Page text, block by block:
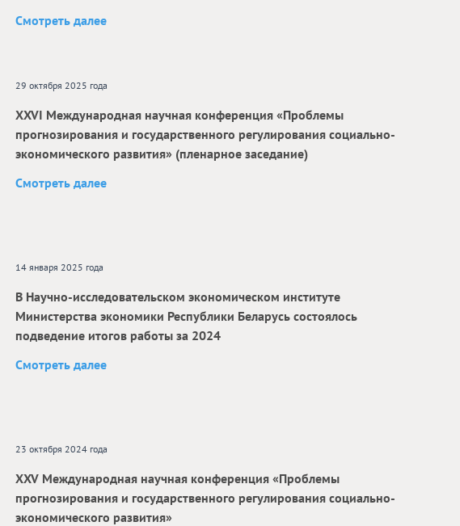
Смотреть далее
29 октября 2025 года
ХXVI Международная научная конференция «Проблемы
прогнозирования и государственного регулирования социально-
экономического развития» (пленарное заседание)
Смотреть далее
14 января 2025 года
В Научно-исследовательском экономическом институте
Министерства экономики Республики Беларусь состоялось
подведение итогов работы за 2024
Смотреть далее
23 октября 2024 года
ХXV Международная научная конференция «Проблемы
прогнозирования и государственного регулирования социально-
экономического развития»